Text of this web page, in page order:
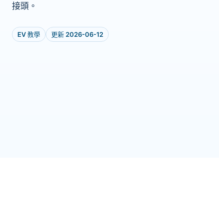
接頭。
EV 教學 更新 2026-06-12